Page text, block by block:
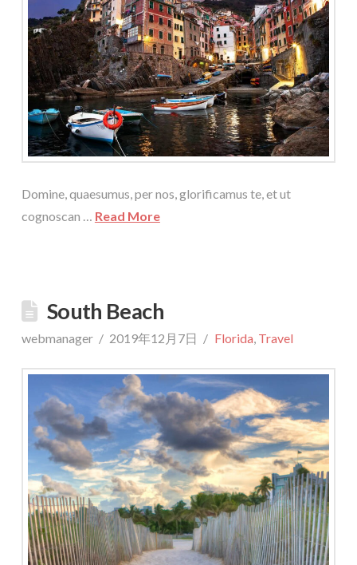
Domine, quaesumus, per nos, glorificamus te, et ut
cognoscan … Read More
South Beach
webmanager 2019年12月7日 Florida, Travel